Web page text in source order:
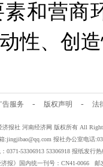
和营商
性、创
告服务 - 版权声明 - 法
济报社 河南经济网 版权所有 All
:jingjibao@qq.com 报社办公室电话
0371-53306913 53306918 报纸发行热
济报》国内统一刊号：CN41-0066 邮